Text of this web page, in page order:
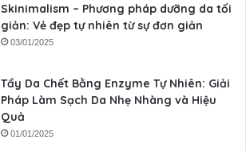
Skinimalism – Phương pháp dưỡng da tối
giản: Vẻ đẹp tự nhiên từ sự đơn giản
03/01/2025
Tẩy Da Chết Bằng Enzyme Tự Nhiên: Giải
Pháp Làm Sạch Da Nhẹ Nhàng và Hiệu
Quả
01/01/2025